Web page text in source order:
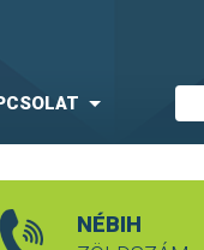
NÉBIH